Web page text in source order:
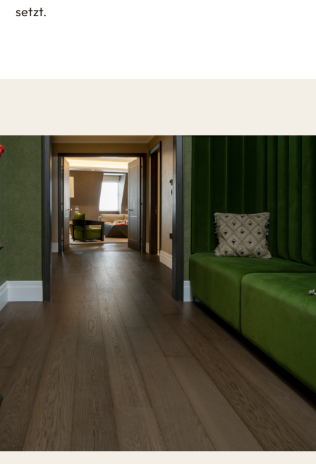
setzt.